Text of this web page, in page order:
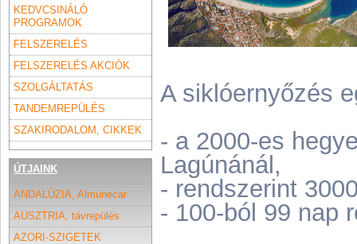
KEDVCSINÁLÓ
PROGRAMOK
FELSZERELÉS
FELSZERELÉS AKCIÓK
SZOLGÁLTATÁS
TANDEMREPÜLÉS
SZAKIRODALOM, CIKKEK
ÚTJAINK
ANDALÚZIA, Almunecar
AUSZTRIA, távrepülés
AZORI-SZIGETEK
A siklóernyőzés
- a 2000-es
Lagúnánál,
- rendszerint
- 100-ból 99 nap